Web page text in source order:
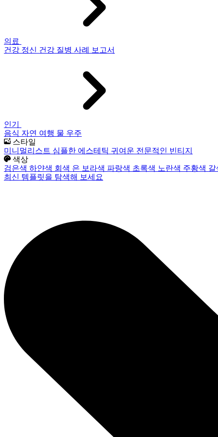
의료
건강 정신 건강 질병 사례 보고서
인기
음식 자연 여행 물 우주
스타일
미니멀리스트 심플한 에스테틱 귀여운 전문적인 빈티지
색상
검은색 하얀색 회색 은 보라색 파랑색 초록색 노란색 주황색
최신 템플릿을 탐색해 보세요